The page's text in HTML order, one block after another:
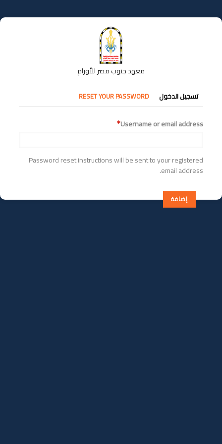
إلى
المحتوى
معهد جنوب مصر للأورام
التبويبات
الأساسية
تسجيل الدخول RESET YOUR PASSWORD
Username or email address
Password reset instructions will be sent to your registered
email address.